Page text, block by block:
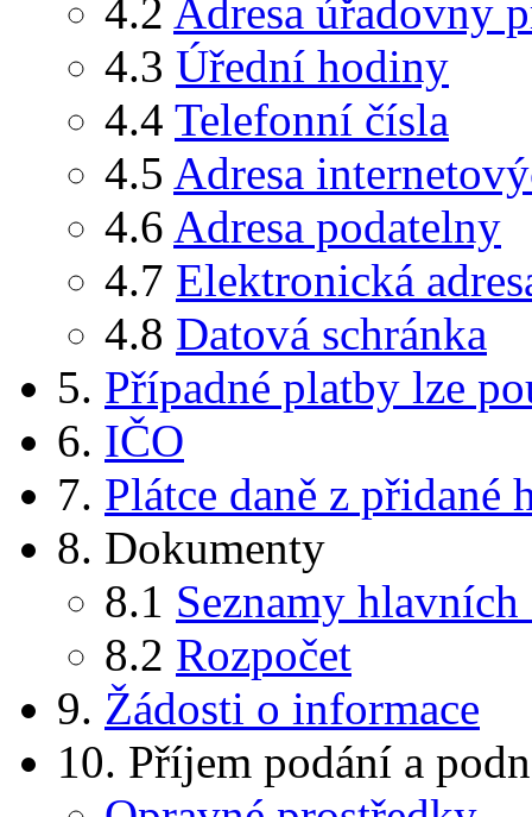
4.2 Adresa úřadovny
4.3 Úřední hodiny
4.4 Telefonní čísla
4.5 Adresa
4.6 Adresa podatelny
4.7 Elektronická
4.8 Datová schránka
5. Případné platby lze
6. IČO
7. Plátce daně z přidané
8. Dokumenty
8.1 Seznamy
8.2 Rozpočet
9. Žádosti o informace
10. Příjem podání a